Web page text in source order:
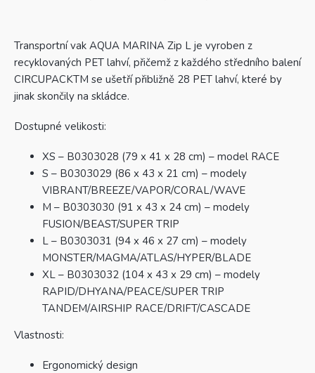
Transportní vak AQUA MARINA Zip L je vyroben z
recyklovaných PET lahví, přičemž z každého středního balení
CIRCUPACKTM se ušetří přibližně 28 PET lahví, které by
jinak skončily na skládce.
Dostupné velikosti:
XS – B0303028 (79 x 41 x 28 cm) – model RACE
S – B0303029 (86 x 43 x 21 cm) – modely
VIBRANT/BREEZE/VAPOR/CORAL/WAVE
M – B0303030 (91 x 43 x 24 cm) – modely
FUSION/BEAST/SUPER TRIP
L – B0303031 (94 x 46 x 27 cm) – modely
MONSTER/MAGMA/ATLAS/HYPER/BLADE
XL – B0303032 (104 x 43 x 29 cm) – modely
RAPID/DHYANA/PEACE/SUPER TRIP
TANDEM/AIRSHIP RACE/DRIFT/CASCADE
Vlastnosti:
Ergonomický design